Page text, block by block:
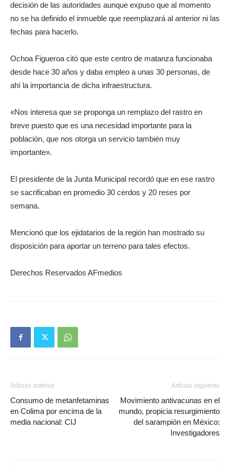
decisión de las autoridades aunque expuso que al momento
no se ha definido el inmueble que reemplazará al anterior ni las
fechas para hacerlo.
Ochoa Figueroa citó que este centro de matanza funcionaba
desde hace 30 años y daba empleo a unas 30 personas, de
ahí la importancia de dicha infraestructura.
«Nos interesa que se proponga un remplazo del rastro en
breve puesto que es una necesidad importante para la
población, que nos otorga un servicio también muy
importante».
El presidente de la Junta Municipal recordó que en ese rastro
se sacrificaban en promedio 30 cerdos y 20 reses por
semana.
Mencionó que los ejidatarios de la región han mostrado su
disposición para aportar un terreno para tales efectos.
Derechos Reservados AFmedios
Artículo anterior
Consumo de metanfetaminas
en Colima por encima de la
media nacional: CIJ
Artículo siguiente
Movimiento antivacunas en el
mundo, propicia resurgimiento
del sarampión en México:
Investigadores